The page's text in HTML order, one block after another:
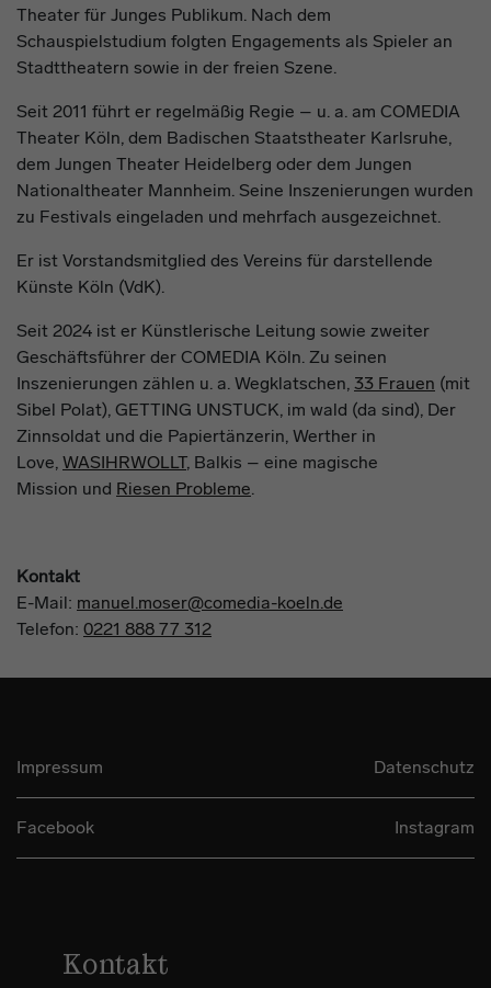
Theater für Junges Publikum. Nach dem
Schauspielstudium folgten Engagements als Spieler an
Stadttheatern sowie in der freien Szene.
Seit 2011 führt er regelmäßig Regie – u. a. am COMEDIA
Theater Köln, dem Badischen Staatstheater Karlsruhe,
dem Jungen Theater Heidelberg oder dem Jungen
Nationaltheater Mannheim. Seine Inszenierungen wurden
zu Festivals eingeladen und mehrfach ausgezeichnet.
Er ist Vorstandsmitglied des Vereins für darstellende
Künste Köln (VdK).
Seit 2024 ist er Künstlerische Leitung sowie zweiter
Geschäftsführer der COMEDIA Köln. Zu seinen
Inszenierungen zählen u. a. Wegklatschen, 33 Frauen (mit
Sibel Polat), GETTING UNSTUCK, im wald (da sind), Der
Zinnsoldat und die Papiertänzerin, Werther in
Love, WASIHRWOLLT, Balkis – eine magische
Mission und Riesen Probleme
Kontakt
E-Mail: manuel.moser@comedia-koeln.de
Telefon: 0221 888 77 312
Impressum Datenschutz
Facebook Instagram
Kontakt